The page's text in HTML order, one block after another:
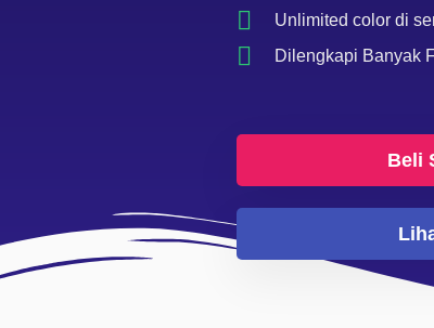
Unlimited color di
Dilengkapi Banyak
Beli